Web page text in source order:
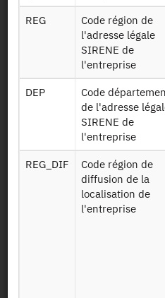
Autorisation :Comité du
Mise à disposition :04/
Dessin de fichier
Déclaration
code
REG
Code région de
l'adresse légale
SIRENE de
l'entreprise
DEP
Code département
de l'adresse
SIRENE de
l'entreprise
REG_DIF
Code région de
diffusion de la
localisation de
l'entreprise